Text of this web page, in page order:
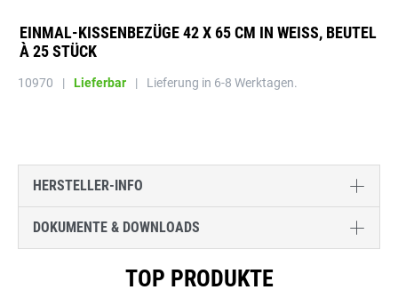
EINMAL-KISSENBEZÜGE 42 X 65 CM IN WEISS, BEUTEL À
25 STÜCK
10970 | Lieferbar | Lieferung in 6-8 Werktagen.
HERSTELLER-INFO
DOKUMENTE & DOWNLOADS
TOP PRODUKTE